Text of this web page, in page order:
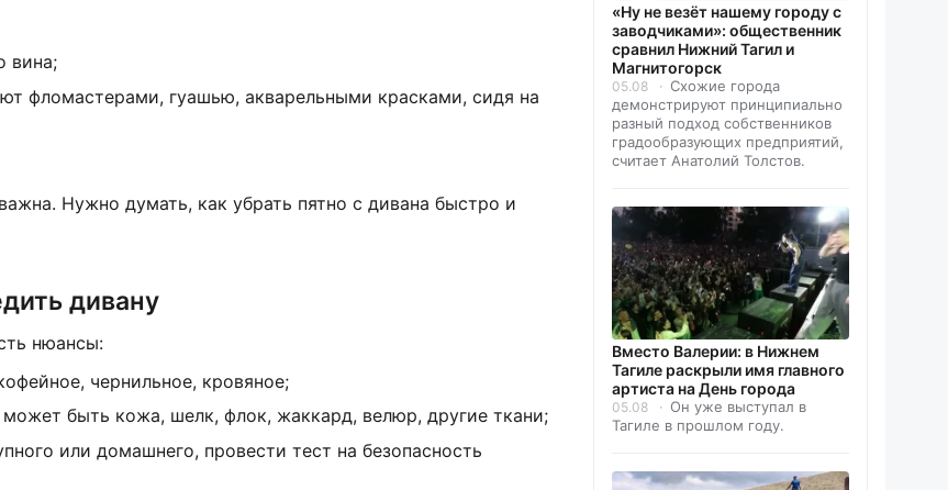
вина;
фломастерами, гуашью, акварельными красками, сидя на
Нужно думать, как убрать пятно с дивана быстро и
дивану
нюансы:
чернильное, кровяное;
быть кожа, шелк, флок, жаккард, велюр, другие ткани;
или домашнего, провести тест на безопасность
«Ну не везёт нашему городу с
заводчиками»: общественник
сравнил Нижний Тагил и
Магнитогорск
05.08
Схожие города
демонстрируют принципиально
разный подход собственников
градообразующих предприятий,
считает Анатолий Толстов.
Вместо Валерии: в Нижнем
Тагиле раскрыли имя главного
артиста на День города
05.08
Он уже выступал в
Тагиле в прошлом году.